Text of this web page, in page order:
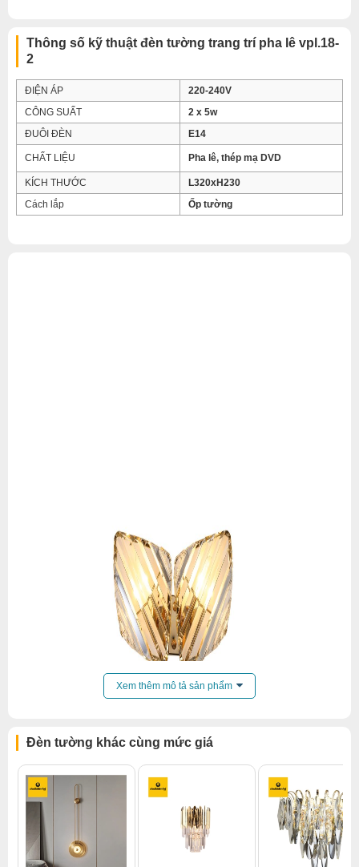
Thông số kỹ thuật đèn tường trang trí pha lê vpl.18-
2
ĐIỆN ÁP
220-240V
CÔNG SUẤT
2 x 5w
ĐUÔI ĐÈN
E14
CHẤT LIỆU Pha lê, thép mạ DVD
KÍCH THƯỚC
L320xH230
Cách lắp
Ốp tường
Xem thêm mô tả sản phẩm
Đèn tường khác cùng mức giá